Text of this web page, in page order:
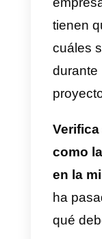
una
de
con
Para